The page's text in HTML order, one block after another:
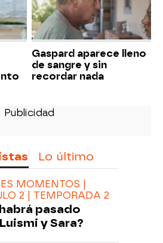
Gaspard aparece lleno
de sangre y sin
recordar nada
Lo último
MOMENTOS |
2 | TEMPORADA 2
pasado
y Sara?